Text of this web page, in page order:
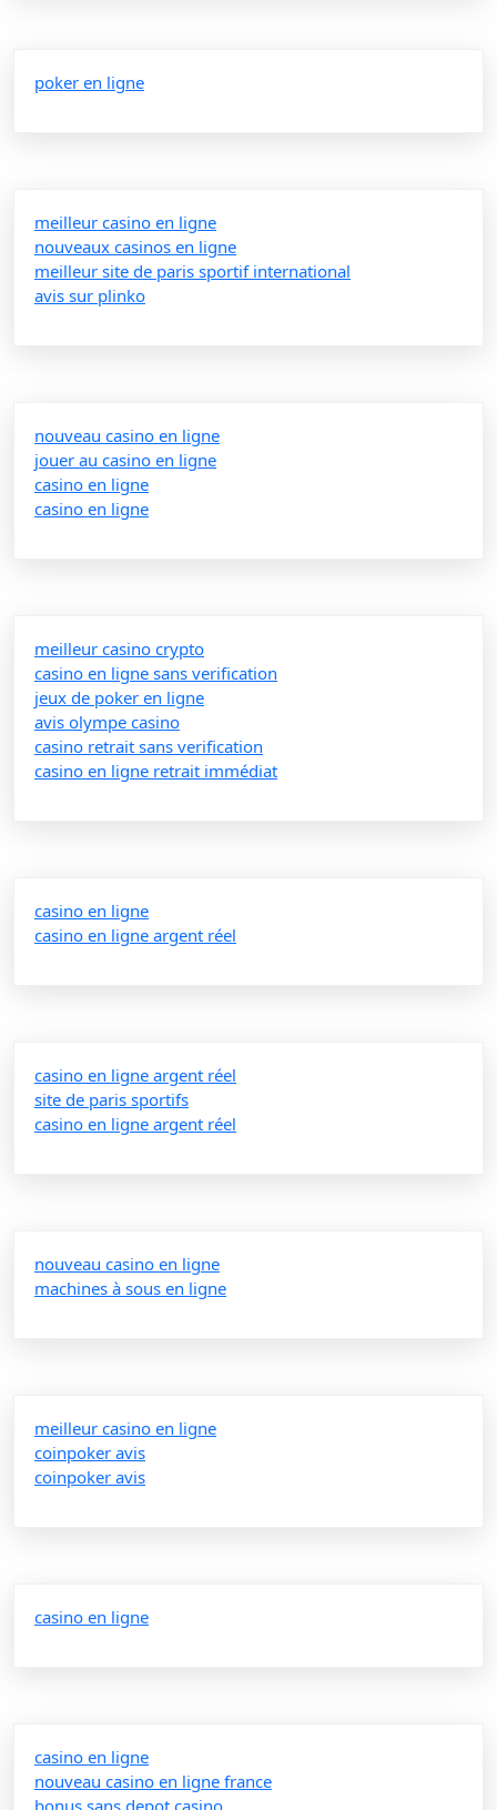
poker en ligne
meilleur casino en ligne
nouveaux casinos en ligne
meilleur site de paris sportif international
avis sur plinko
nouveau casino en ligne
jouer au casino en ligne
casino en ligne
casino en ligne
meilleur casino crypto
casino en ligne sans verification
jeux de poker en ligne
avis olympe casino
casino retrait sans verification
casino en ligne retrait immédiat
casino en ligne
casino en ligne argent réel
casino en ligne argent réel
site de paris sportifs
casino en ligne argent réel
nouveau casino en ligne
machines à sous en ligne
meilleur casino en ligne
coinpoker avis
coinpoker avis
casino en ligne
casino en ligne
nouveau casino en ligne france
bonus sans depot casino